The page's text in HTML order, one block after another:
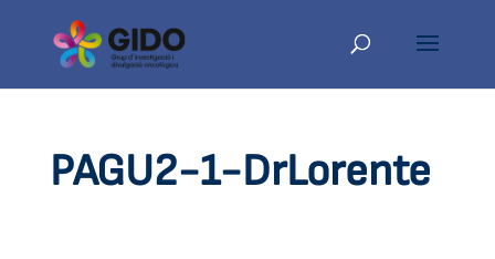
PAGU2-1-DrLorente